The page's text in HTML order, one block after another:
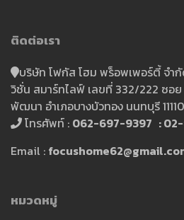
ติดต่อเรา
บริษัท โฟกัส โฮม พร็อพเพอร์ตี้ จำ
วิชั่น สมาร์ทไลฟ์ เลขที่ 332/222 ซอ
พัฒนา อำเภอบางบัวทอง นนทบุรี 11110
โทรศัพท์ : 062-697-9397 :
Email :
หมวดหมู่